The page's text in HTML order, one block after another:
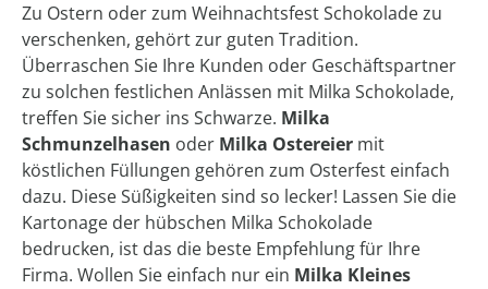
Zu Ostern oder zum Weihnachtsfest Schokolade zu
verschenken, gehört zur guten Tradition.
Überraschen Sie Ihre Kunden oder Geschäftspartner
zu solchen festlichen Anlässen mit Milka Schokolade,
treffen Sie sicher ins Schwarze. Milka
Schmunzelhasen oder Milka Ostereier mit
köstlichen Füllungen gehören zum Osterfest einfach
dazu. Diese Süßigkeiten sind so lecker! Lassen Sie die
Kartonage der hübschen Milka Schokolade
bedrucken, ist das die beste Empfehlung für Ihre
Firma. Wollen Sie einfach nur ein Milka Kleines